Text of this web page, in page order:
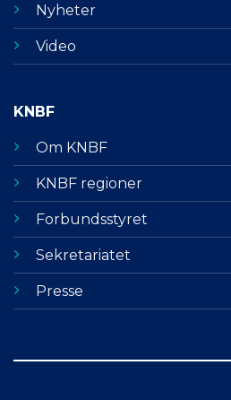
Nyheter
Video
KNBF
Om KNBF
KNBF regioner
Forbundsstyret
Sekretariatet
Presse